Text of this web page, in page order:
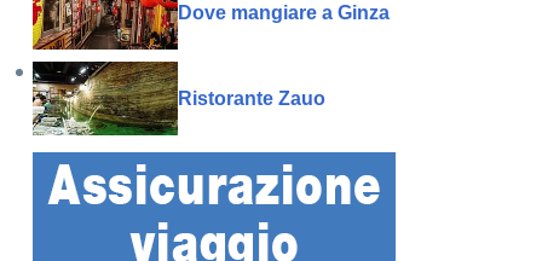
Dove mangiare a Ginza
Ristorante Zauo